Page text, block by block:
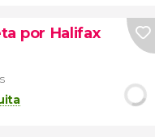
por Halifax